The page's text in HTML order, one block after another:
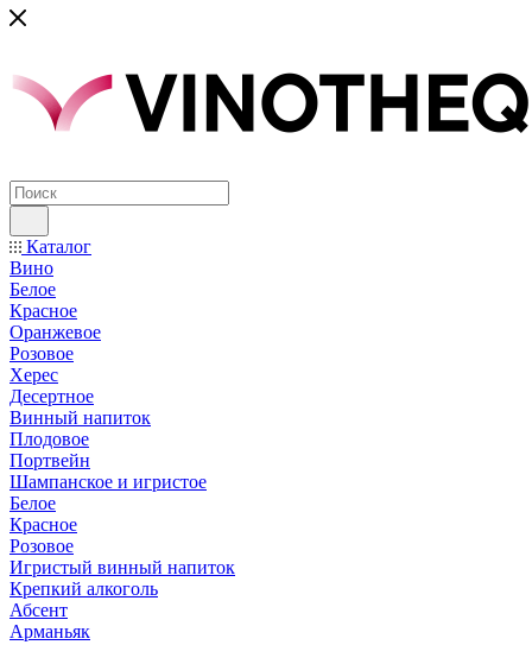
Каталог
Вино
Белое
Красное
Оранжевое
Розовое
Херес
Десертное
Винный напиток
Плодовое
Портвейн
Шампанское и игристое
Белое
Красное
Розовое
Игристый винный напиток
Крепкий алкоголь
Абсент
Арманьяк